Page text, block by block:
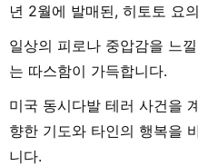
년 2월에 발매된, 히토토 요
일상의 피로나 중압감을 느
는 따스함이 가득합니다.
미국 동시다발 테러 사건을
향한 기도와 타인의 행복을
니다.